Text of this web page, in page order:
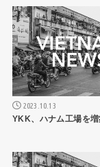
2023.10.13
YKK、ハナム工場を増